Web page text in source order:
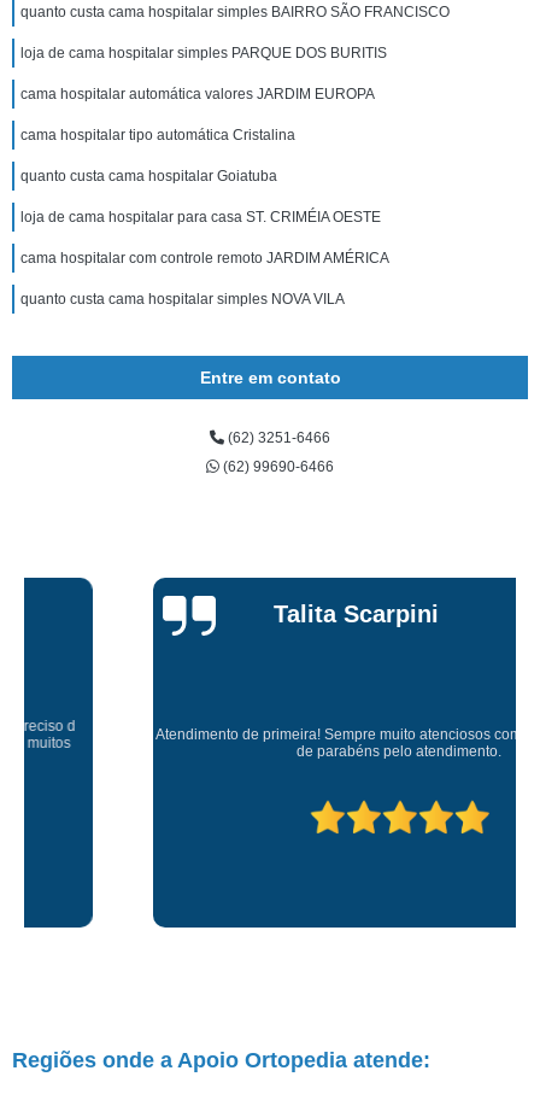
quanto custa cama hospitalar simples BAIRRO SÃO FRANCISCO
loja de cama hospitalar simples PARQUE DOS BURITIS
cama hospitalar automática valores JARDIM EUROPA
cama hospitalar tipo automática Cristalina
quanto custa cama hospitalar Goiatuba
loja de cama hospitalar para casa ST. CRIMÉIA OESTE
cama hospitalar com controle remoto JARDIM AMÉRICA
quanto custa cama hospitalar simples NOVA VILA
Entre em contato
(62) 3251-6466
(62) 99690-6466
Talita Scarpini
Atendimento de primeira! Sempre muito atenciosos com a gente, Silvete tá
de parabéns pelo atendimento.
Regiões onde a Apoio Ortopedia atende: